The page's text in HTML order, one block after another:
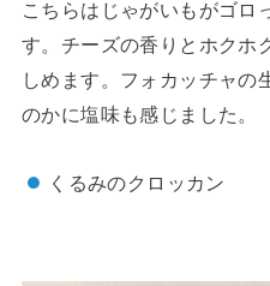
こちらはじゃがいもがゴロ
す。チーズの香りとホクホ
しめます。フォカッチャの
のかに塩味も感じました。
くるみのクロッカン